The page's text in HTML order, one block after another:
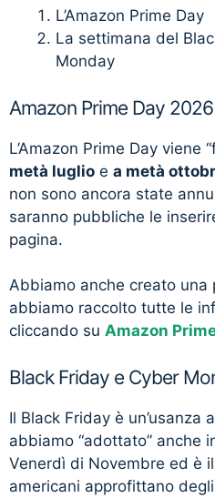
L’Amazon Prime Day
La settimana del
Monday
Amazon Prime Day 2026
L’Amazon Prime Day viene
metà luglio e a metà
non sono ancora state
saranno pubbliche le
pagina.
Abbiamo anche creato una
abbiamo raccolto tutte le
cliccando su Amazon
Black Friday e Cyber
Il Black Friday è un’usanza
abbiamo “adottato” anche
Venerdì di Novembre ed è
americani approfittano